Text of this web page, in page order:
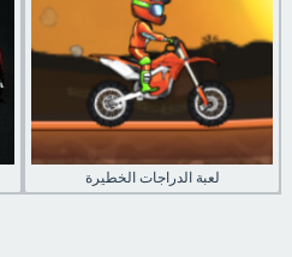
لعبة الدراجات الخطيرة